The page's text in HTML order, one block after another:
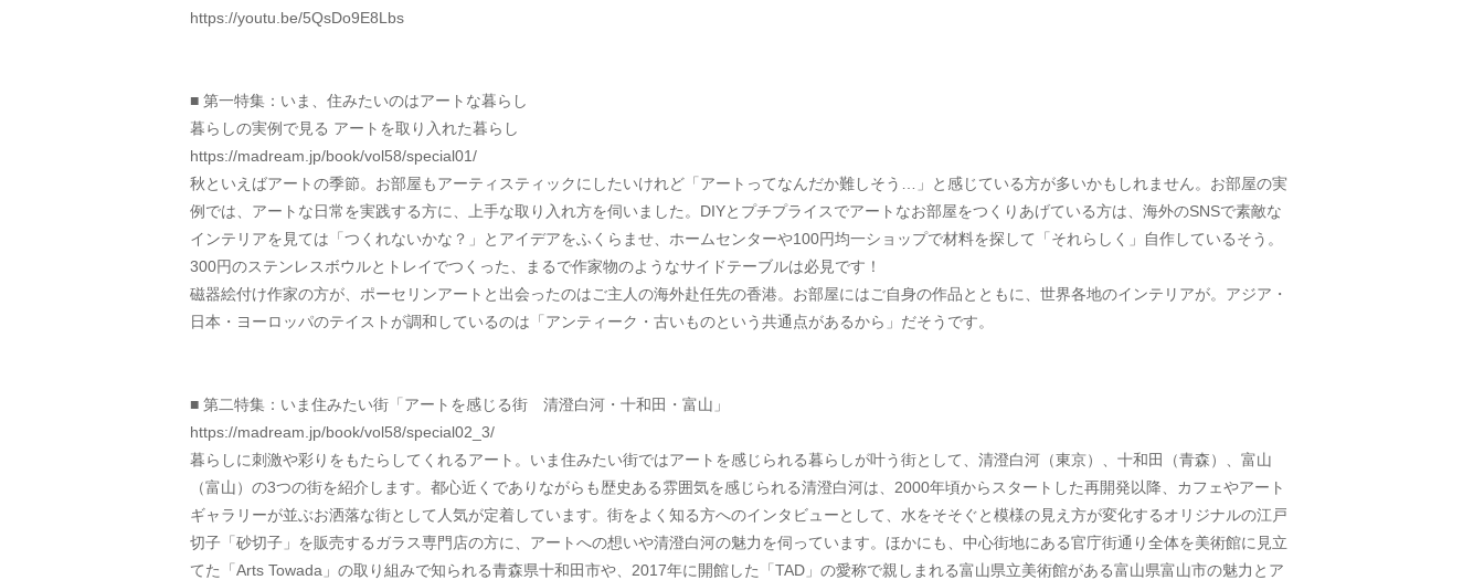
https://youtu.be/5QsDo9E8Lbs
■ 第一特集：いま、住みたいのはアートな暮らし
暮らしの実例で見る アートを取り入れた暮らし
https://madream.jp/book/vol58/special01/
秋といえばアートの季節。お部屋もアーティスティックにしたいけれど「アートってなんだか難しそう…」と感じている方が多いかもしれません。お部屋の実
例では、アートな日常を実践する方に、上手な取り入れ方を伺いました。DIYとプチプライスでアートなお部屋をつくりあげている方は、海外のSNSで素敵な
インテリアを見ては「つくれないかな？」とアイデアをふくらませ、ホームセンターや100円均一ショップで材料を探して「それらしく」自作しているそう。
300円のステンレスボウルとトレイでつくった、まるで作家物のようなサイドテーブルは必見です！
磁器絵付け作家の方が、ポーセリンアートと出会ったのはご主人の海外赴任先の香港。お部屋にはご自身の作品とともに、世界各地のインテリアが。アジア・
日本・ヨーロッパのテイストが調和しているのは「アンティーク・古いものという共通点があるから」だそうです。
■ 第二特集：いま住みたい街「アートを感じる街　清澄白河・十和田・富山」
https://madream.jp/book/vol58/special02_3/
暮らしに刺激や彩りをもたらしてくれるアート。いま住みたい街ではアートを感じられる暮らしが叶う街として、清澄白河（東京）、十和田（青森）、富山
（富山）の3つの街を紹介します。都心近くでありながらも歴史ある雰囲気を感じられる清澄白河は、2000年頃からスタートした再開発以降、カフェやアート
ギャラリーが並ぶお洒落な街として人気が定着しています。街をよく知る方へのインタビューとして、水をそそぐと模様の見え方が変化するオリジナルの江戸
切子「砂切子」を販売するガラス専門店の方に、アートへの想いや清澄白河の魅力を伺っています。ほかにも、中心街地にある官庁街通り全体を美術館に見立
てた「Arts Towada」の取り組みで知られる青森県十和田市や、2017年に開館した「TAD」の愛称で親しまれる富山県立美術館がある富山県富山市の魅力とア